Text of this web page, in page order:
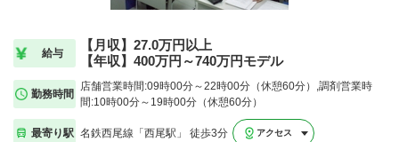
給与
【月収】27.0万円以上
【年収】400万円～740万円モデル
勤務時間
店舗営業時間:09時00分～22時00分（休憩60分）,調剤営業時
間:10時00分～19時00分（休憩60分）
最寄り駅 名鉄西尾線「西尾駅」 徒歩3分 アクセス